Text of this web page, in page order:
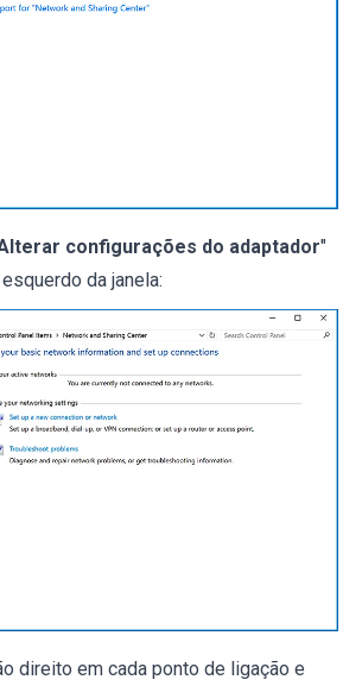
configurações do adaptador"
da janela:
direito em cada ponto de ligação e